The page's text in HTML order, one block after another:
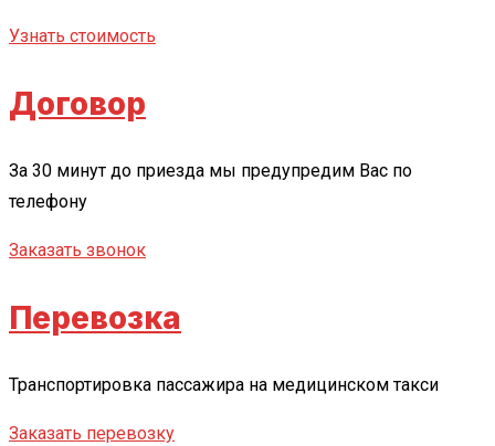
Узнать стоимость
Договор
За 30 минут до приезда мы предупредим Вас по
телефону
Заказать звонок
Перевозка
Транспортировка пассажира на медицинском такси
Заказать перевозку